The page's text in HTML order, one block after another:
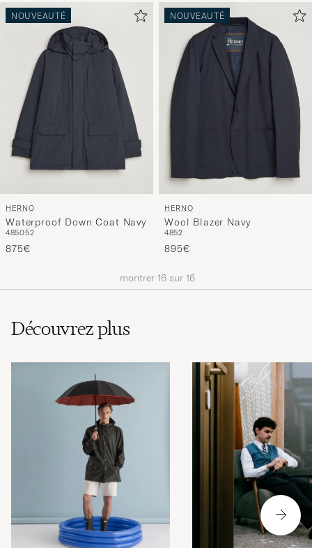
NOUVEAUTÉ
HERNO
Waterproof Down Coat Navy
485052
875€
NOUVEAUTÉ
HERNO
Wool Blazer Navy
4852
895€
montrer 16 sur 16
Découvrez plus